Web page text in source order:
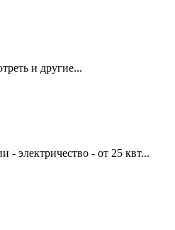
и другие...
электричество - от 25 квт...